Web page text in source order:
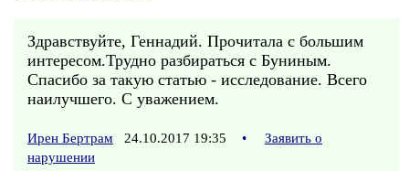
Здравствуйте, Геннадий. Прочитала с большим
интересом.Трудно разбираться с Буниным.
Спасибо за такую статью - исследование. Всего
наилучшего. С уважением.
Ирен Бертрам 24.10.2017 19:35 •
Заявить о
нарушении